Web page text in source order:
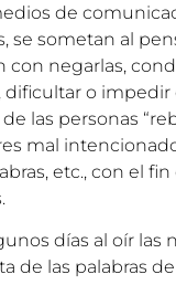
de
se sometan al
negarlas,
, dificultar o impedir
las personas
mal
etc., con el
días al oír
de las palabras